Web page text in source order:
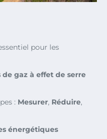
pour les
de gaz à effet de serre
: Mesurer, Réduire,
énergétiques